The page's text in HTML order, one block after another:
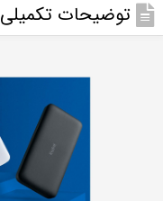
توضیحات تکمیلی